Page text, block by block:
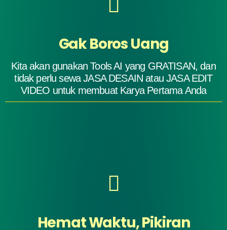
Gak Boros Uang
Kita akan gunakan Tools AI yang GRATISAN, dan
tidak perlu sewa JASA DESAIN atau JASA EDIT
VIDEO untuk membuat Karya Pertama Anda
Hemat Waktu, Pikiran